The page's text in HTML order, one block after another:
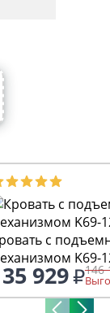
с
K69-
929 146